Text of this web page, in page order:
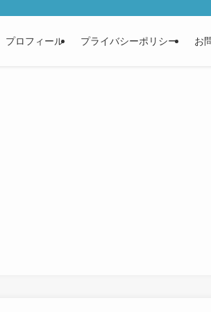
プロフィール プライバシーポリシー お